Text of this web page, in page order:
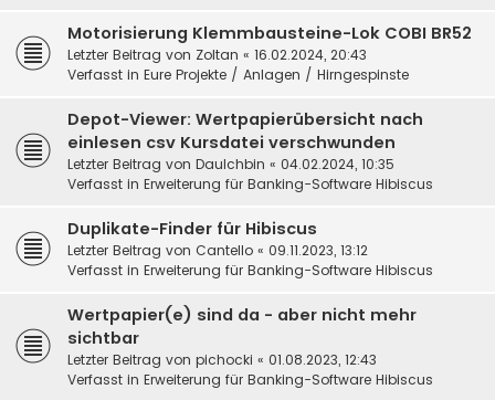
Motorisierung Klemmbausteine-Lok COBI BR52
Letzter Beitrag von Zoltan « 16.02.2024, 20:43
Verfasst in Eure Projekte / Anlagen / Hirngespinste
Depot-Viewer: Wertpapierübersicht nach
einlesen csv Kursdatei verschwunden
Letzter Beitrag von DauIchbin « 04.02.2024, 10:35
Verfasst in Erweiterung für Banking-Software Hibiscus
Duplikate-Finder für Hibiscus
Letzter Beitrag von Cantello « 09.11.2023, 13:12
Verfasst in Erweiterung für Banking-Software Hibiscus
Wertpapier(e) sind da - aber nicht mehr
sichtbar
Letzter Beitrag von pichocki « 01.08.2023, 12:43
Verfasst in Erweiterung für Banking-Software Hibiscus